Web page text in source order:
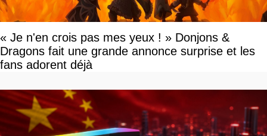
« Je n'en crois pas mes yeux ! » Donjons &
Dragons fait une grande annonce surprise et les
fans adorent déjà